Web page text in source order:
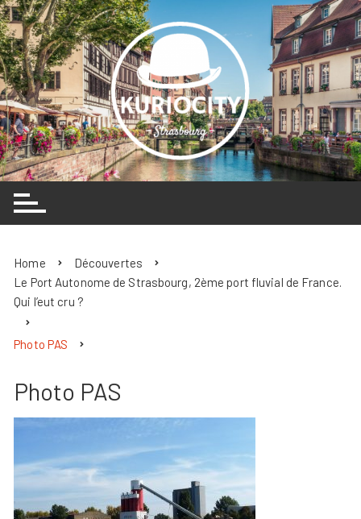
Skip
to
content
Home
Découvertes
Le Port Autonome de Strasbourg, 2ème port fluvial de France.
Qui l’eut cru ?
Photo PAS
Photo PAS